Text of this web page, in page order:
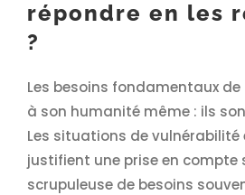
répondre en les
?
Les besoins fondamentaux
à son humanité même : ils
Les situations de vulnérabilité
justifient une prise en compte
scrupuleuse de besoins